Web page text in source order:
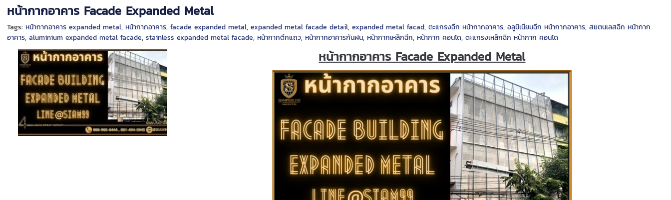
หน้ากากอาคาร Facade Expanded Metal
Tags: หน้ากากอาคาร expanded metal, หน้ากากอาคาร, facade expanded metal, expanded metal facade detail, expanded metal facad, ตะแกรงฉีก หน้ากากอาคาร, อลูมิเนียมฉีก หน้ากากอาคาร, สแตนเลสฉีก หน้ากาก
อาคาร, aluminium expanded metal facade, stainless expanded metal facade, หน้ากากตึกแถว, หน้ากากอาคารกันฝน, หน้ากากเหล็กฉีก, หน้ากาก คอนโด, ตะแกรงเหล็กฉีก หน้ากาก คอนโด
หน้ากากอาคาร Facade Expanded Metal